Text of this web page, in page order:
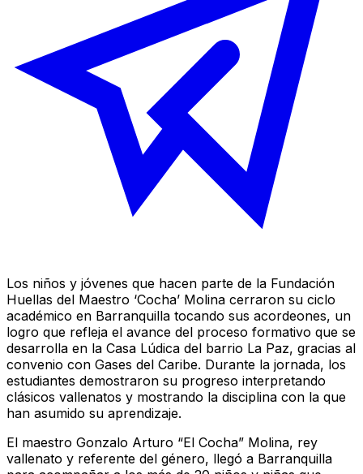
Los niños y jóvenes que hacen parte de la Fundación
Huellas del Maestro ‘Cocha’ Molina cerraron su ciclo
académico en Barranquilla tocando sus acordeones, un
logro que refleja el avance del proceso formativo que se
desarrolla en la Casa Lúdica del barrio La Paz, gracias al
convenio con Gases del Caribe. Durante la jornada, los
estudiantes demostraron su progreso interpretando
clásicos vallenatos y mostrando la disciplina con la que
han asumido su aprendizaje.
El maestro Gonzalo Arturo “El Cocha” Molina, rey
vallenato y referente del género, llegó a Barranquilla